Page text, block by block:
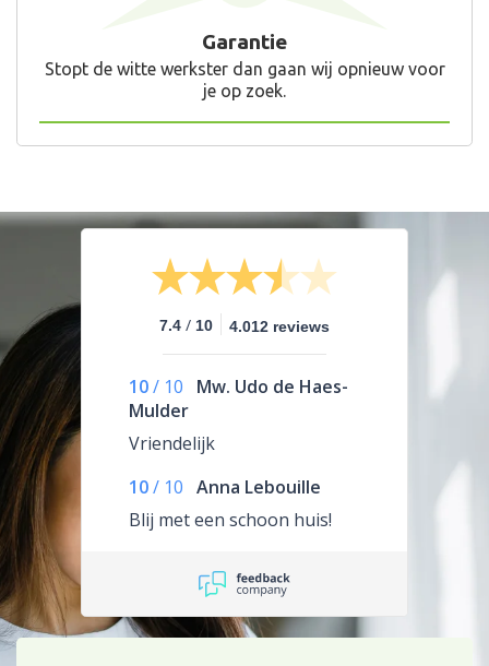
Garantie
Stopt de witte werkster dan gaan wij opnieuw voor
je op zoek.
7.4 / 10 4.012 reviews
10/ 10
Mw. Udo de Haes-
Mulder
Vriendelijk
10/ 10 Anna Lebouille
Blij met een schoon huis!